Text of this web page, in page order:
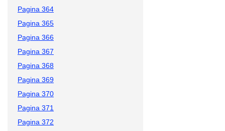
Pagina 364
Pagina 365
Pagina 366
Pagina 367
Pagina 368
Pagina 369
Pagina 370
Pagina 371
Pagina 372